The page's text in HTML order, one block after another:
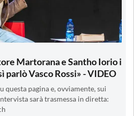
Martorana e Santho Iorio i
parlò Vasco Rossi» - VIDEO
questa pagina e, ovviamente, sui
sarà trasmessa in diretta: